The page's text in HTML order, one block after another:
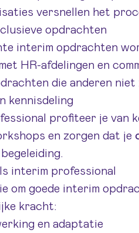
versnellen het
opdrachten
interim opdrachten
HR-afdelingen en
die anderen niet
kennisdeling
profiteer je van
en zorgen dat je
interim professional
om goede interim
kracht:
en adaptatie